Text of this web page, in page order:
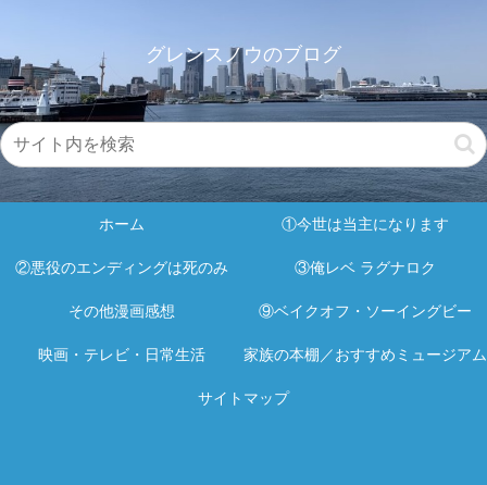
グレンスノウのブログ
ホーム ①今世は当主になります
②悪役のエンディングは死のみ ③俺レベ ラグナロク
その他漫画感想 ⑨ベイクオフ・ソーイングビー
映画・テレビ・日常生活 家族の本棚／おすすめミュージアム
サイトマップ